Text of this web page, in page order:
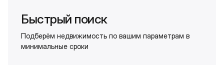
Быстрый поиск
Подберём недвижимость по вашим параметрам в
минимальные сроки